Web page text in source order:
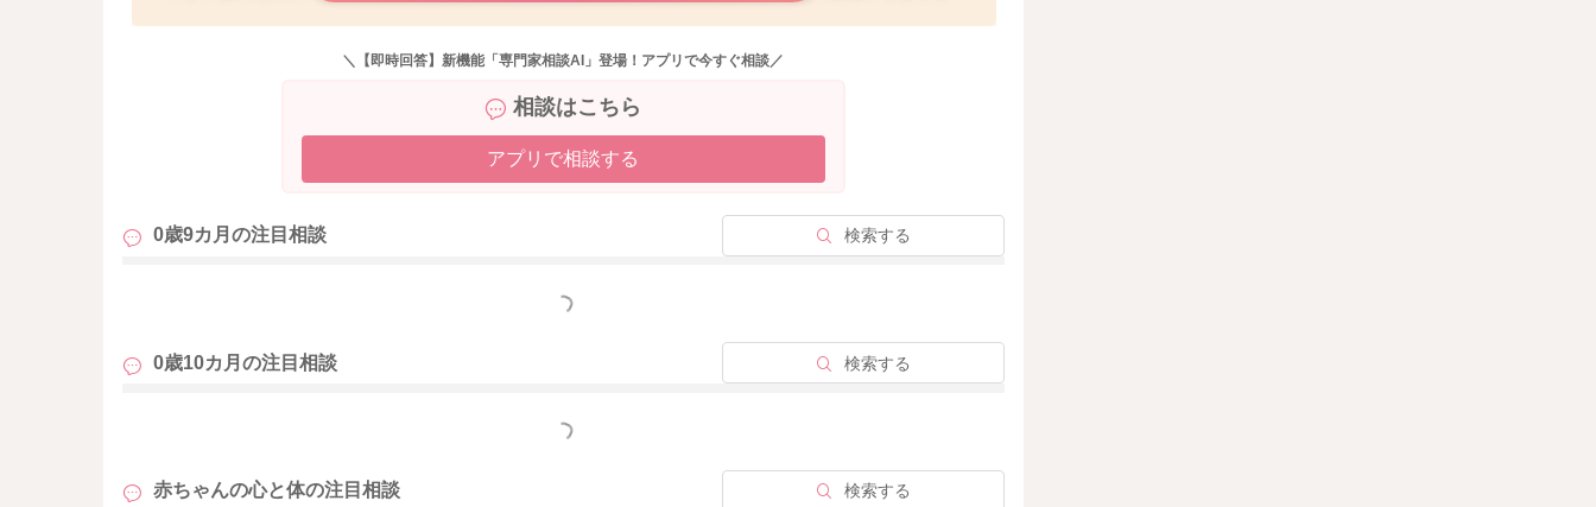
＼【即時回答】新機能「専門家相談AI」登場！アプリで今すぐ相談／
相談はこちら
アプリで相談する
0歳9カ月の注目相談 検索する
もっと見る
0歳10カ月の注目相談 検索する
もっと見る
赤ちゃんの心と体の注目相談 検索する